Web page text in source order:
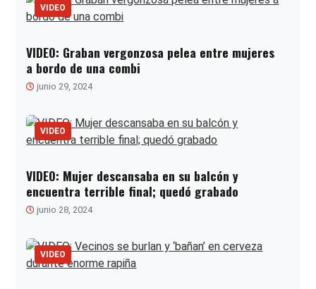
VIDEO
VIDEO: Graban vergonzosa pelea entre mujeres
a bordo de una combi
junio 29, 2024
VIDEO
VIDEO: Mujer descansaba en su balcón y
encuentra terrible final; quedó grabado
junio 28, 2024
VIDEO